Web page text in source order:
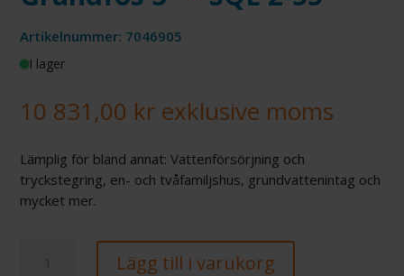
Artikelnummer: 7046905
I lager
10 831,00 kr exklusive moms
Lämplig för bland annat: Vattenförsörjning och
tryckstegring, en- och tvåfamiljshus, grundvattenintag och
mycket mer.
Lägg till i varukorg